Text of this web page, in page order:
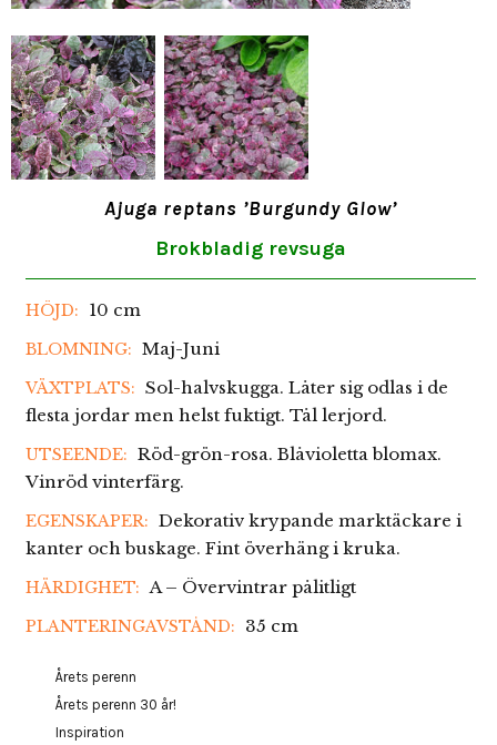
Ajuga reptans ’Burgundy Glow’
Brokbladig revsuga
HÖJD: 10 cm
BLOMNING: Maj-Juni
VÄXTPLATS: Sol-halvskugga. Låter sig odlas i de
flesta jordar men helst fuktigt. Tål lerjord.
UTSEENDE: Röd-grön-rosa. Blåvioletta blomax.
Vinröd vinterfärg.
EGENSKAPER: Dekorativ krypande marktäckare i
kanter och buskage. Fint överhäng i kruka.
HÄRDIGHET: A – Övervintrar pålitligt
PLANTERINGAVSTÅND: 35 cm
Årets perenn
Årets perenn 30 år!
Inspiration